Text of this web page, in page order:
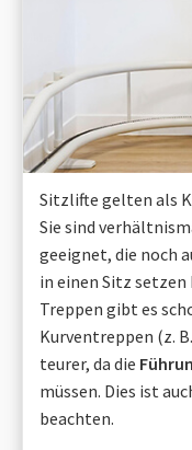
Sitzlifte gelten als
Sie sind
geeignet, die noch
in einen Sitz
Treppen gibt es
Kurventreppen (z. B.
teurer, da die
müssen. Dies ist
beachten.